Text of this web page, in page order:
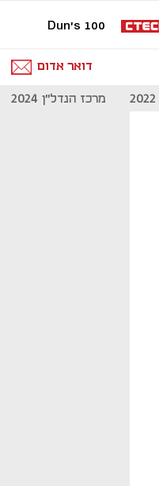
Dun's 100
דואר אדום
מרכז הנדל"ן 2024